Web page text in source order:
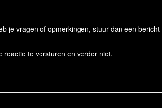
je vragen of opmerkingen, stuur dan een
reactie te versturen en verder niet.